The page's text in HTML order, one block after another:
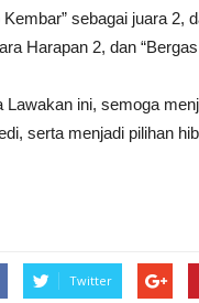
sebagai juara 2,
Harapan 2, dan
Lawakan ini, semoga
serta menjadi pilihan
Twitter